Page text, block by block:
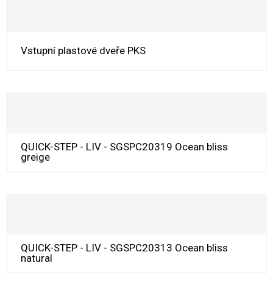
Vstupní plastové dveře PKS
QUICK-STEP - LIV - SGSPC20319 Ocean bliss
greige
QUICK-STEP - LIV - SGSPC20313 Ocean bliss
natural